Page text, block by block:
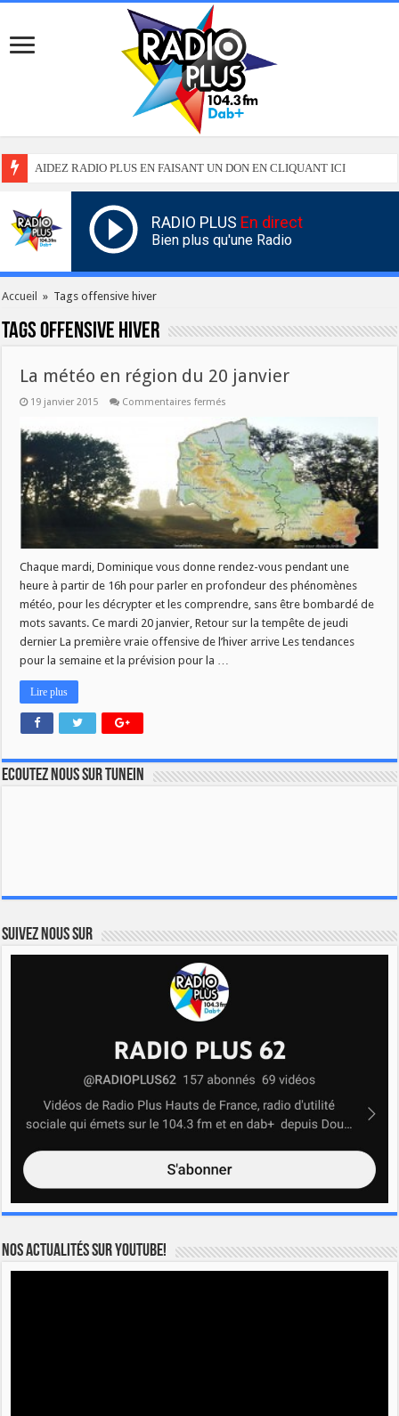
AIDEZ RADIO PLUS EN FAISANT UN DON EN CLIQUANT ICI
RADIO PLUS En direct
Bien plus qu'une Radio
Accueil » Tags offensive hiver
Tagsoffensive hiver
La météo en région du 20 janvier
19 janvier 2015 Commentaires fermés
météo
en
région
du
20
janvier
Chaque mardi, Dominique vous donne rendez-vous pendant une
heure à partir de 16h pour parler en profondeur des phénomènes
météo, pour les décrypter et les comprendre, sans être bombardé de
mots savants. Ce mardi 20 janvier, Retour sur la tempête de jeudi
dernier La première vraie offensive de l’hiver arrive Les tendances
pour la semaine et la prévision pour la …
Lire plus
Ecoutez nous sur TuneIn
Suivez nous sur
Nos actualités sur YOUTUBE!